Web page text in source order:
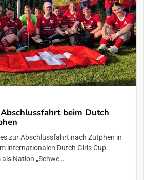
beim Dutch
zur Abschlussfahrt nach Zutphen in
internationalen Dutch Girls Cup. Dort
„Schwe…